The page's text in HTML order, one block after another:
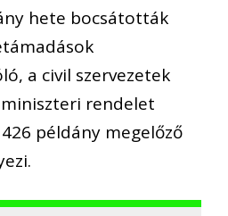
hete bocsátották
a civil szervezetek
rendelet
példány megelőző